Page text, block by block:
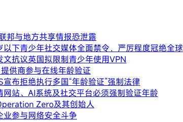
邦与地方共享情报恐泄露
下青少年社交媒体全面禁令，严厉程度冠绝全球
抗议英国拟限制青少年使用VPN
供商参与在线年龄验证
布拒绝执行多国“年龄验证”强制法律
站、AI系统及社交平台必须强制验证年龄
Zero及其创始人
参与网络安全斗争